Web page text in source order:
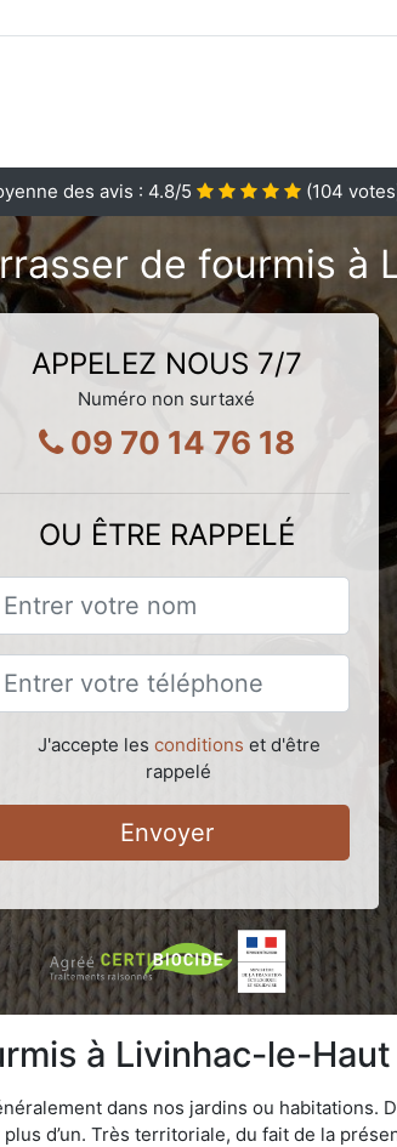
des avis : 4.8/5 (104
de fourmis à
APPELEZ NOUS 7/7
Numéro non surtaxé
09 70 14 76 18
OU ÊTRE RAPPELÉ
J'accepte les conditions et d'être
rappelé
Envoyer
à Livinhac-le-
dans nos jardins ou habitations.
d’un. Très territoriale, du fait de la